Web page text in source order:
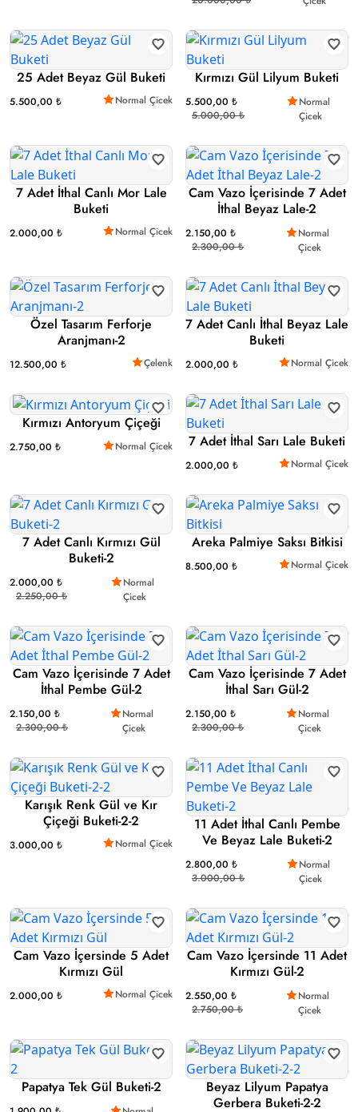
25 Adet Beyaz Gül Buketi
5.500,00 ₺ Normal Çicek
Kırmızı Gül Lilyum Buketi
5.500,00 ₺
5.000,00 ₺
Normal
Çicek
7 Adet İthal Canlı Mor Lale
Buketi
2.000,00 ₺ Normal Çicek
Cam Vazo İçerisinde 7 Adet
İthal Beyaz Lale-2
2.150,00 ₺
2.300,00 ₺
Normal
Çicek
Özel Tasarım Ferforje
Aranjmanı-2
12.500,00 ₺ Çelenk
7 Adet Canlı İthal Beyaz Lale
Buketi
2.000,00 ₺ Normal Çicek
Kırmızı Antoryum Çiçeği
2.750,00 ₺ Normal Çicek 7 Adet İthal Sarı Lale Buketi
2.000,00 ₺ Normal Çicek
7 Adet Canlı Kırmızı Gül
Buketi-2
2.000,00 ₺
2.250,00 ₺
Normal
Çicek
Areka Palmiye Saksı Bitkisi
8.500,00 ₺ Normal Çicek
Cam Vazo İçerisinde 7 Adet
İthal Pembe Gül-2
2.150,00 ₺
2.300,00 ₺
Normal
Çicek
Cam Vazo İçerisinde 7 Adet
İthal Sarı Gül-2
2.150,00 ₺
2.300,00 ₺
Normal
Çicek
Karışık Renk Gül ve Kır
Çiçeği Buketi-2-2
3.000,00 ₺ Normal Çicek
11 Adet İthal Canlı Pembe
Ve Beyaz Lale Buketi-2
2.800,00 ₺
3.000,00 ₺
Normal
Çicek
Cam Vazo İçersinde 5 Adet
Kırmızı Gül
2.000,00 ₺ Normal Çicek
Cam Vazo İçersinde 11 Adet
Kırmızı Gül-2
2.550,00 ₺
2.750,00 ₺
Normal
Çicek
Papatya Tek Gül Buketi-2
Beyaz Lilyum Papatya
Gerbera Buketi-2-2